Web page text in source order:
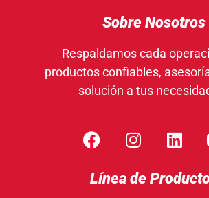
Sobre Nosotros
Respaldamos cada
productos confiables,
solución a tus
Línea de